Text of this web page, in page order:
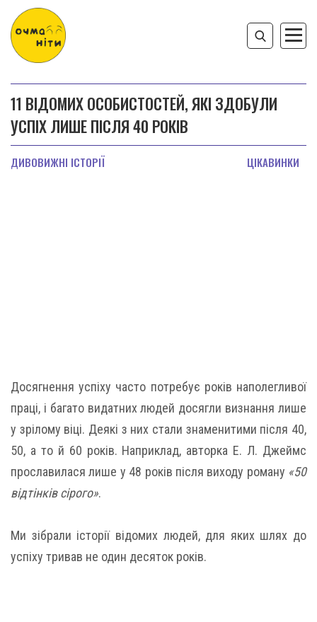
11 ВІДОМИХ ОСОБИСТОСТЕЙ, ЯКІ ЗДОБУЛИ
УСПІХ ЛИШЕ ПІСЛЯ 40 РОКІВ
ДИВОВИЖНІ ІСТОРІЇ ЦІКАВИНКИ
Досягнення успіху часто потребує років наполегливої
праці, і багато видатних людей досягли визнання лише
у зрілому віці. Деякі з них стали знаменитими після 40,
50, а то й 60 років. Наприклад, авторка Е. Л. Джеймс
прославилася лише у 48 років після виходу роману «50
відтінків сірого».
Ми зібрали історії відомих людей, для яких шлях до
успіху тривав не один десяток років.